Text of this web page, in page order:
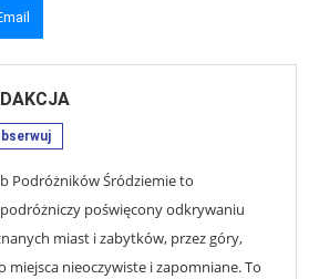
Podróżników Śródziemie to
poświęcony odkrywaniu
miast i zabytków, przez góry,
miejsca nieoczywiste i zapomniane. To